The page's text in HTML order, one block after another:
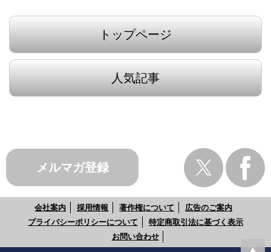
トップページ
人気記事
メルマガ登録
会社案内 採用情報 著作権について
広告のご案内
プライバシーポリシーについて
特定商取引法に基づく表示
お問い合わせ